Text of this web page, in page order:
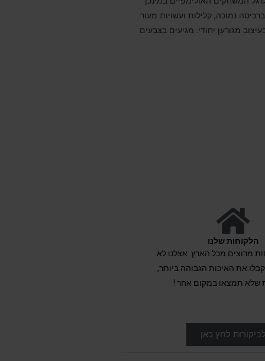
ברכיסה נמוכה, קלילות ועשויות מעור
מגורען יחודי. מגיעים בצבעים
הלקוחות שלנו
לקוחות מרוצים מכל הארץ. אצלנו לא
את האיכות הגבוהה ביותר,
שלא תמצאו במקום אחר !
לחץ כאן